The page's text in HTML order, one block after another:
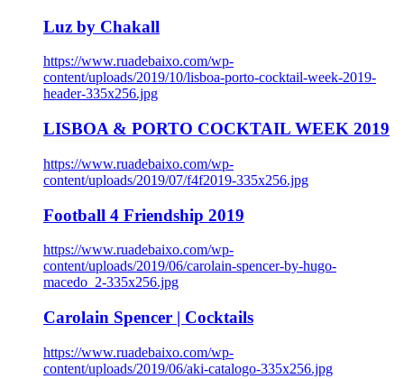
Luz by Chakall
https://www.ruadebaixo.com/wp-
content/uploads/2019/10/lisboa-porto-cocktail-week-2019-
header-335x256.jpg
LISBOA & PORTO COCKTAIL WEEK 2019
https://www.ruadebaixo.com/wp-
content/uploads/2019/07/f4f2019-335x256.jpg
Football 4 Friendship 2019
https://www.ruadebaixo.com/wp-
content/uploads/2019/06/carolain-spencer-by-hugo-
macedo_2-335x256.jpg
Carolain Spencer | Cocktails
https://www.ruadebaixo.com/wp-
content/uploads/2019/06/aki-catalogo-335x256.jpg